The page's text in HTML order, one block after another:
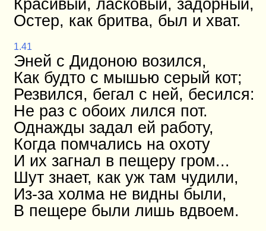
Красивый, ласковый, задорный,
Остер, как бритва, был и хват.
1.41
Эней с Дидоною возился,
Как будто с мышью серый кот;
Резвился, бегал с ней, бесился:
Не раз с обоих лился пот.
Однажды задал ей работу,
Когда помчались на охоту
И их загнал в пещеру гром...
Шут знает, как уж там чудили,
Из-за холма не видны были,
В пещере были лишь вдвоем.